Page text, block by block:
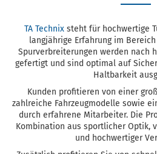
TA Technix steht für hochwertige
langjährige Erfahrung im
Spurverbreiterungen werden nach
gefertigt und sind optimal auf
Haltbarkeit
Kunden profitieren von einer
zahlreiche Fahrzeugmodelle sowie
durch erfahrene Mitarbeiter. Die
Kombination aus sportlicher Optik,
und hochwertiger